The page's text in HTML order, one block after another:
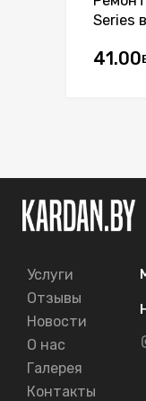
Series
41.00
Услуги
Отзывы
Новости
О нас
Галерея
Контакты